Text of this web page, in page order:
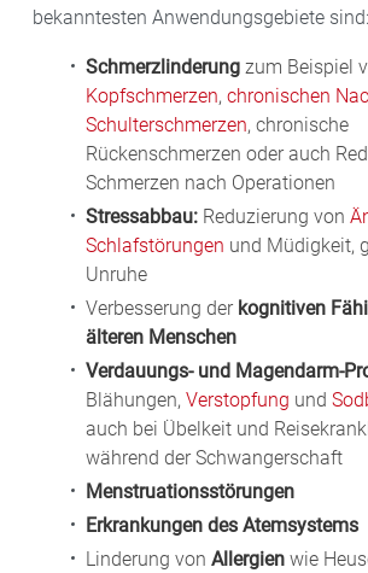
bekanntesten Anwendungsgebiete sind:
Schmerzlinderung zum Beispiel
Kopfschmerzen, chronischen
Schulterschmerzen, chronische
Rückenschmerzen oder auch
Schmerzen nach Operationen
Stressabbau: Reduzierung von
Schlafstörungen und Müdigkeit,
Unruhe
Verbesserung der kognitiven
älteren Menschen
Verdauungs- und Magendarm-
Blähungen, Verstopfung und
auch bei Übelkeit und
während der Schwangerschaft
Menstruationsstörungen
Erkrankungen des Atemsystems
Linderung von Allergien wie